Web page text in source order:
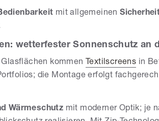
mit allgemeinen
wetterfester Sonnenschutz an
kommen Textilscreens in
die Montage erfolgt
Wärmeschutz mit moderner Optik; je